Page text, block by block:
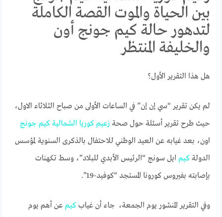
بين الحياة والموت القصة الكاملة
لتدهور حالة كيم جونج أون
والخليفة المنتظر
هل هذا التقرير الأول؟
لم يكن تقرير “سي إن إن” في الساعات الأولى من صباح الثلاثاء الاول،
حيث طرح تقرير أسئلة حول صحة زعيم كوريا الشمالية كيم جونج
اون، بعد غيابه عن العيد الوطني للاحتفال بالذكرى السنوية لمؤسس
الدولةكيم ايل سونج “الرئيس الأبدي للبلاد”، وسط تكهنات
بإصابته بفيروس كورونا المستجد “كوفيد-19”.
وفي التقرير المنشور يوم الجمعة، جاء أن غيابكيم عن أهم يوم